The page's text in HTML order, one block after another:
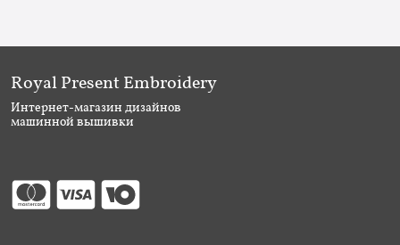
Royal Present Embroidery
Интернет-магазин дизайнов
машинной вышивки